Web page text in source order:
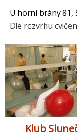
U horní brány 81,
Dle rozvrhu
Klub